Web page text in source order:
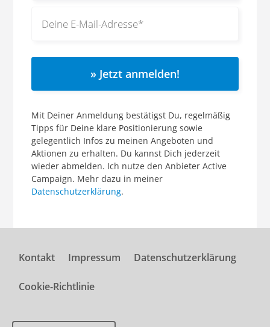
» Jetzt anmelden!
Mit Deiner Anmeldung bestätigst Du, regelmäßig
Tipps für Deine klare Positionierung sowie
gelegentlich Infos zu meinen Angeboten und
Aktionen zu erhalten. Du kannst Dich jederzeit
wieder abmelden. Ich nutze den Anbieter Active
Campaign. Mehr dazu in meiner
Datenschutzerklärung.
Kontakt Impressum Datenschutzerklärung
Cookie-Richtlinie